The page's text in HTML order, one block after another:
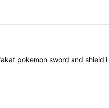
pokemon sword and